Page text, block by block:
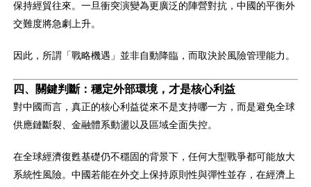
保持經貿往來。一旦衝突演變為更廣泛的陣營對抗，中國的平衡外
交難度將急劇上升。
因此，所謂「戰略機遇」並非自動降臨，而取決於風險管理能力。
四、關鍵判斷：穩定外部環境，才是核心利益
對中國而言，真正的核心利益從來不是支持哪一方，而是避免全球
供應鏈斷裂、金融體系動盪以及區域全面失控。
在全球經濟復甦基礎仍不穩固的背景下，任何大型戰爭都可能放大
系統性風險。中國若能在外交上保持原則性與彈性並存，在經濟上